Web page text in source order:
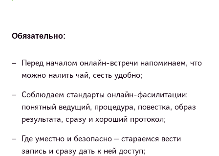
Обязательно:
Перед началом онлайн-встречи напоминаем, что
можно налить чай, сесть удобно;
Соблюдаем стандарты онлайн-фасилитации:
понятный ведущий, процедура, повестка, образ
результата, сразу и хороший протокол;
Где уместно и безопасно — стараемся вести
запись и сразу дать к ней доступ;